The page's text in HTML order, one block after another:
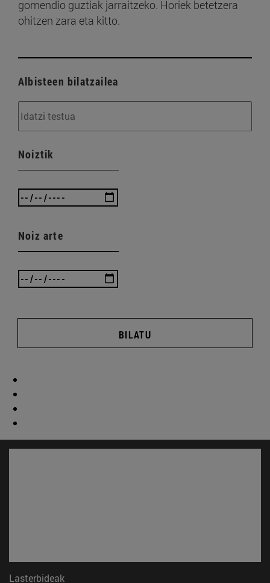
gomendio guztiak jarraitzeko. Horiek betetzera
ohitzen zara eta kitto.
Albisteen bilatzailea
Noiztik
Noiz arte
BILATU
Lasterbideak